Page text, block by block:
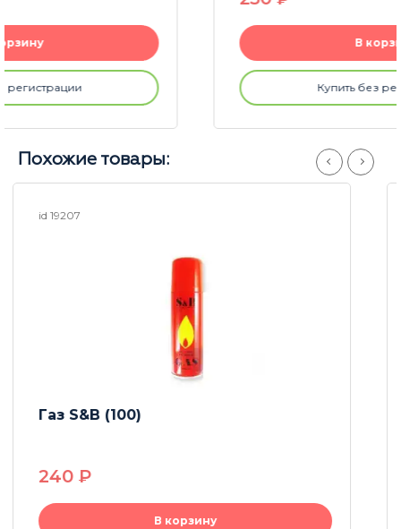
Купить без регистрации
Похожие товары:
id 25184
Зажигалка COLORS
90P
В корзину